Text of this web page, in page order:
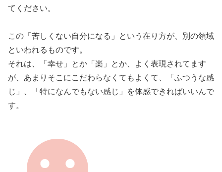
てください。
この「苦しくない自分になる」という在り方が、別の領域
といわれるものです。
それは、「幸せ」とか「楽」とか、よく表現されてます
が、あまりそこにこだわらなくてもよくて、「ふつうな感
じ」、「特になんでもない感じ」を体感できればいいんで
す。